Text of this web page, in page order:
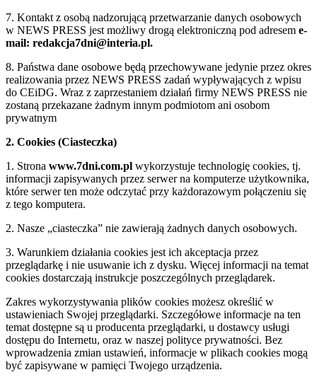
7. Kontakt z osobą nadzorującą przetwarzanie danych osobowych
w NEWS PRESS jest możliwy drogą elektroniczną pod adresem e-
mail: redakcja7dni@interia.pl.
8. Państwa dane osobowe będą przechowywane jedynie przez okres
realizowania przez NEWS PRESS zadań wypływających z wpisu
do CEiDG. Wraz z zaprzestaniem działań firmy NEWS PRESS nie
zostaną przekazane żadnym innym podmiotom ani osobom
prywatnym
2. Cookies (Ciasteczka)
1. Strona www.7dni.com.pl wykorzystuje technologię cookies, tj.
informacji zapisywanych przez serwer na komputerze użytkownika,
które serwer ten może odczytać przy każdorazowym połączeniu się
z tego komputera.
2. Nasze „ciasteczka” nie zawierają żadnych danych osobowych.
3. Warunkiem działania cookies jest ich akceptacja przez
przeglądarkę i nie usuwanie ich z dysku. Więcej informacji na temat
cookies dostarczają instrukcje poszczególnych przeglądarek.
Zakres wykorzystywania plików cookies możesz określić w
ustawieniach Swojej przeglądarki. Szczegółowe informacje na ten
temat dostępne są u producenta przeglądarki, u dostawcy usługi
dostępu do Internetu, oraz w naszej polityce prywatności. Bez
wprowadzenia zmian ustawień, informacje w plikach cookies mogą
być zapisywane w pamięci Twojego urządzenia.